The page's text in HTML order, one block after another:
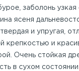
заболонь узкая
ясеня
и упругая,
крепкостью и
Очень стойкая
в сухом